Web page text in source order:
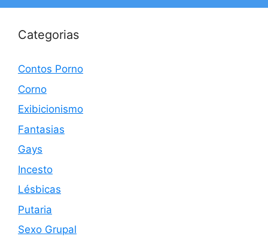
Categorias
Contos Porno
Corno
Exibicionismo
Fantasias
Gays
Incesto
Lésbicas
Putaria
Sexo Grupal